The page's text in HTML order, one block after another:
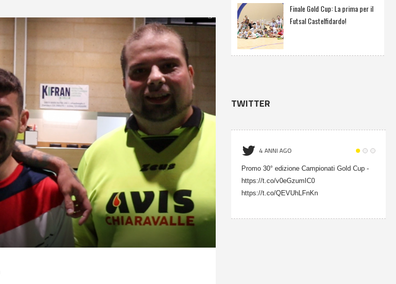
Finale Gold Cup: La prima per il
Futsal Castelfidardo!
TWITTER
4 ANNI AGO
Promo 30° edizione Campionati Gold Cup -
https://t.co/v0eGzumIC0
https://t.co/QEVUhLFnKn